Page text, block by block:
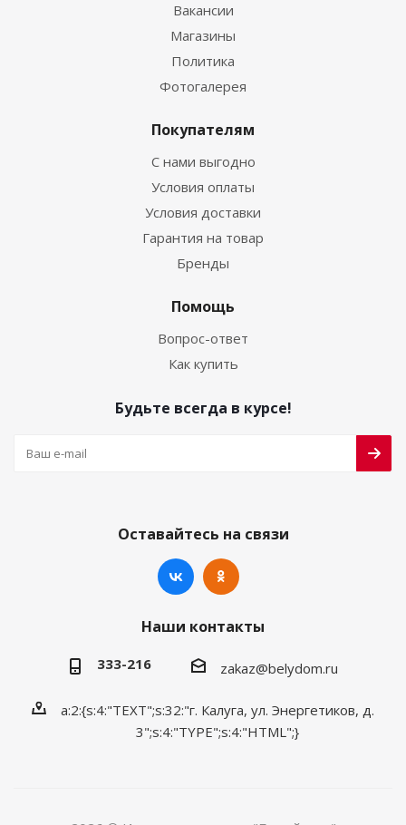
Вакансии
Магазины
Политика
Фотогалерея
Покупателям
С нами выгодно
Условия оплаты
Условия доставки
Гарантия на товар
Бренды
Помощь
Вопрос-ответ
Как купить
Будьте всегда в курсе!
Оставайтесь на связи
Наши контакты
333-216 zakaz@belydom.ru
a:2:{s:4:"TEXT";s:32:"г. Калуга, ул. Энергетиков, д.
3";s:4:"TYPE";s:4:"HTML";}